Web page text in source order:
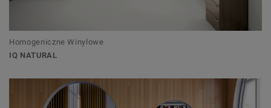
Homogeniczne Winylowe
IQ NATURAL